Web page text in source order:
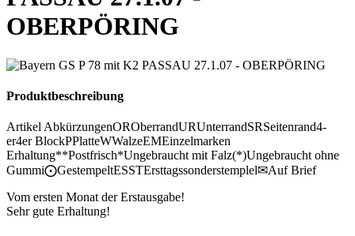
OBERPÖRING
Produktbeschreibung
Artikel AbkürzungenOROberrandURUnterrandSRSeitenrand4-
er4er BlockPPlatteWWalzeEMEinzelmarken
Erhaltung**Postfrisch*Ungebraucht mit Falz(*)Ungebraucht ohne
Gummi⨀GestempeltESSTErsttagssonderstemplel✉Auf Brief
Vom ersten Monat der Erstausgabe!
Sehr gute Erhaltung!